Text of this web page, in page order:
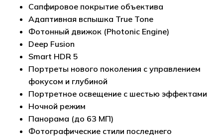
Сапфировое покрытие объектива
Адаптивная вспышка True Tone
Фотонный движок (Photonic Engine)
Deep Fusion
Smart HDR 5
Портреты нового поколения с управлением
фокусом и глубиной
Портретное освещение с шестью эффектами
Ночной режим
Панорама (до 63 МП)
Фотографические стили последнего